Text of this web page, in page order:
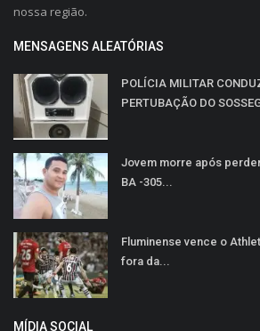
nossa região.
MENSAGENS ALEATÓRIAS
POLÍCIA MILITAR
PERTUBAÇÃO DO
Jovem morre após
BA -305...
Fluminense vence o
fora da...
MÍDIA SOCIAL